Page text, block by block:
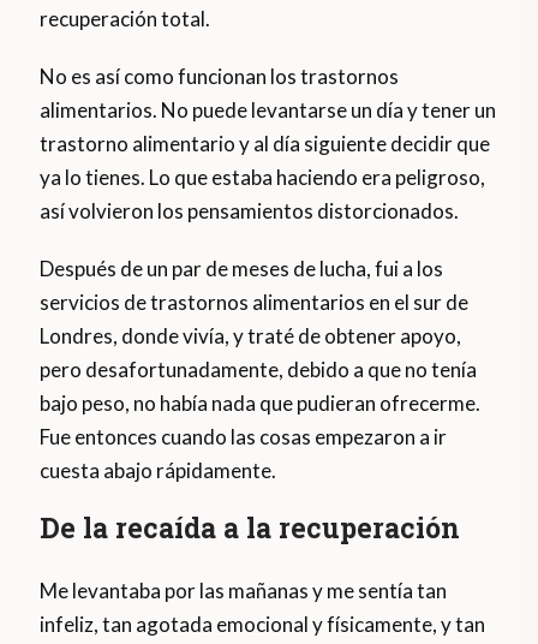
recuperación total.
No es así como funcionan los trastornos
alimentarios. No puede levantarse un día y tener un
trastorno alimentario y al día siguiente decidir que
ya lo tienes. Lo que estaba haciendo era peligroso,
así volvieron los pensamientos distorcionados.
Después de un par de meses de lucha, fui a los
servicios de trastornos alimentarios en el sur de
Londres, donde vivía, y traté de obtener apoyo,
pero desafortunadamente, debido a que no tenía
bajo peso, no había nada que pudieran ofrecerme.
Fue entonces cuando las cosas empezaron a ir
cuesta abajo rápidamente.
De la recaída a la recuperación
Me levantaba por las mañanas y me sentía tan
infeliz, tan agotada emocional y físicamente, y tan